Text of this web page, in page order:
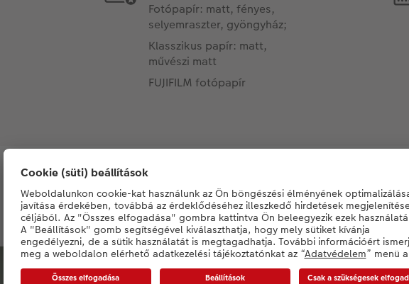
Fotópapír: matt, fényes,
selyemraszter, gyöngyház;
Klasszikus papír: matt,
művészi matt
FUJIFILM fotópapír
Trendi dizájn posztere számára